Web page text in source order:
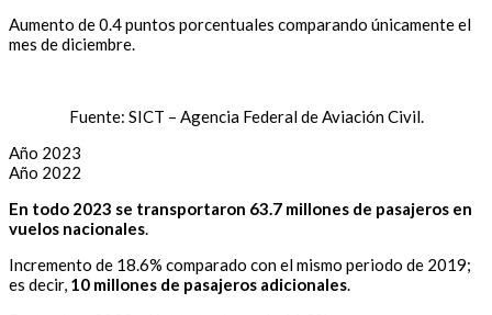
Aumento de 0.4 puntos porcentuales comparando únicamente el
mes de diciembre.
Fuente: SICT – Agencia Federal de Aviación Civil.
Año 2023
Año 2022
En todo 2023 se transportaron 63.7 millones de pasajeros en
vuelos nacionales.
Incremento de 18.6% comparado con el mismo periodo de 2019;
es decir, 10 millones de pasajeros adicionales.